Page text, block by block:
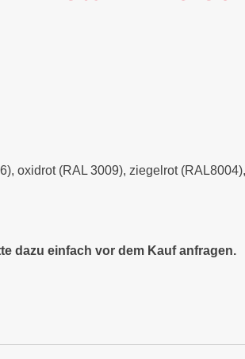
oxidrot (RAL 3009), ziegelrot
dazu einfach vor dem Kauf anfragen.